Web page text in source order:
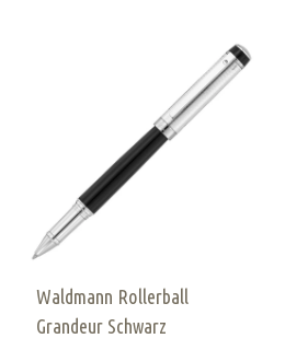
Waldmann Rollerball
Grandeur Schwarz